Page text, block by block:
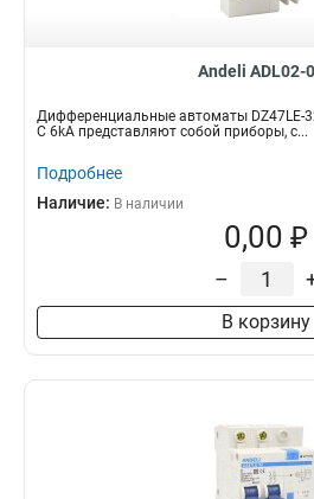
Andeli ADL02-
Дифференциальные автоматы DZ47LE-
С 6kA представляют собой приборы, с...
Подробнее
Наличие: В наличии
0,00 ₽
–
В корзину